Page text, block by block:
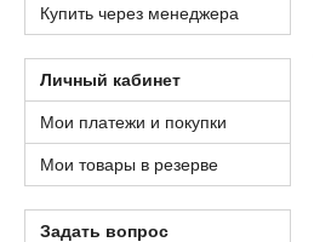
Купить через менеджера
Личный кабинет
Мои платежи и покупки
Мои товары в резерве
Задать вопрос